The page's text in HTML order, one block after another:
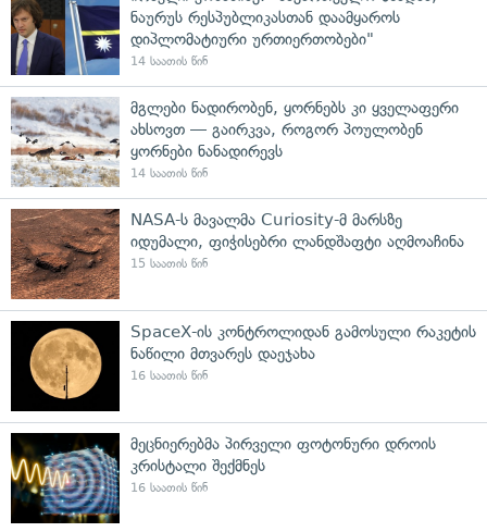
ნაურუს რესპუბლიკასთან დაამყაროს
დიპლომატიური ურთიერთობები"
14 საათის წინ
მგლები ნადირობენ, ყორნებს კი ყველაფერი
ახსოვთ — გაირკვა, როგორ პოულობენ
ყორნები ნანადირევს
14 საათის წინ
NASA-ს მავალმა Curiosity-მ მარსზე
იდუმალი, ფიჭისებრი ლანდშაფტი აღმოაჩინა
15 საათის წინ
SpaceX-ის კონტროლიდან გამოსული რაკეტის
ნაწილი მთვარეს დაეჯახა
16 საათის წინ
მეცნიერებმა პირველი ფოტონური დროის
კრისტალი შექმნეს
16 საათის წინ